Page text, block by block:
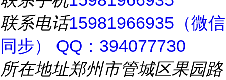
联系电话15981966935（微信
同步） QQ：394077730
所在地址郑州市管城区果园路